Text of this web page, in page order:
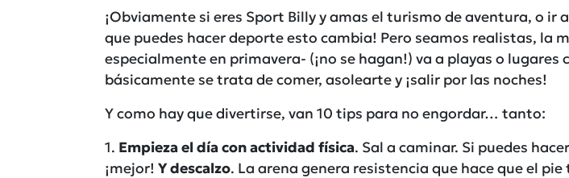
¡Obviamente si eres Sport Billy y amas el turismo de aventura, o ir
que puedes hacer deporte esto cambia! Pero seamos realistas, la
especialmente en primavera- (¡no se hagan!) va a playas o lugares
básicamente se trata de comer, asolearte y ¡salir por las noches!
Y como hay que divertirse, van 10 tips para no engordar… tanto:
1. Empieza el día con actividad física. Sal a caminar. Si puedes
¡mejor! Y descalzo. La arena genera resistencia que hace que el pie